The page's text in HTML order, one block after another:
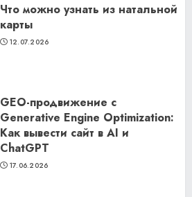
Что можно узнать из натальной
карты
12.07.2026
GEO-продвижение с
Generative Engine Optimization:
Как вывести сайт в AI и
ChatGPT
17.06.2026